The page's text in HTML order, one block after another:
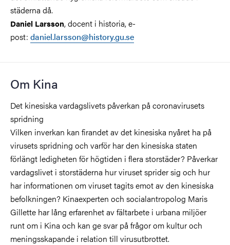
städerna då.
Daniel Larsson, docent i historia, e-
post: daniel.larsson@history.gu.se
Om Kina
Det kinesiska vardagslivets påverkan på coronavirusets
spridning
Vilken inverkan kan firandet av det kinesiska nyåret ha på
virusets spridning och varför har den kinesiska staten
förlängt ledigheten för högtiden i flera storstäder? Påverkar
vardagslivet i storstäderna hur viruset sprider sig och hur
har informationen om viruset tagits emot av den kinesiska
befolkningen? Kinaexperten och socialantropolog Maris
Gillette har lång erfarenhet av fältarbete i urbana miljöer
runt om i Kina och kan ge svar på frågor om kultur och
meningsskapande i relation till virusutbrottet.